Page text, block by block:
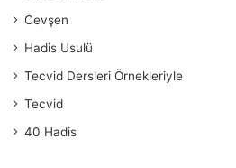
Cevşen
Hadis Usulü
Tecvid Dersleri Örnekleriyle
Tecvid
40 Hadis